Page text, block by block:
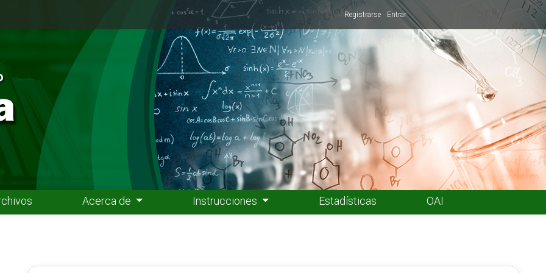
Registrarse Entrar
Acerca de Instrucciones Estadísticas OAI